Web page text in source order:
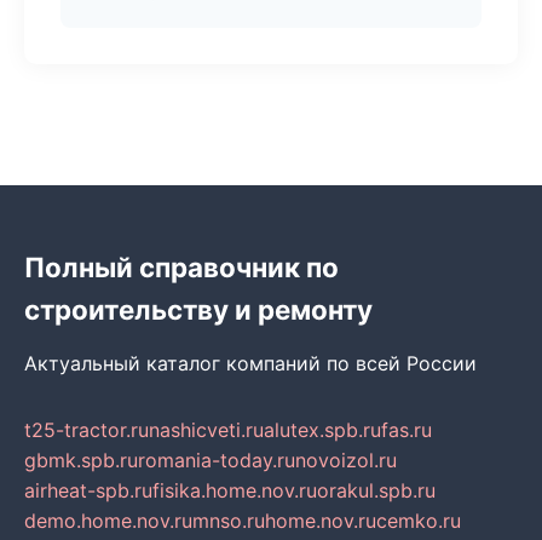
Полный справочник по
строительству и ремонту
Актуальный каталог компаний по всей России
t25-tractor.runashicveti.rualutex.spb.rufas.ru
gbmk.spb.ruromania-today.runovoizol.ru
airheat-spb.rufisika.home.nov.ruorakul.spb.ru
demo.home.nov.rumnso.ruhome.nov.rucemko.ru